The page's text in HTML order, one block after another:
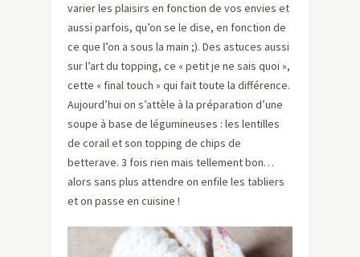
varier les plaisirs en fonction de vos envies et
aussi parfois, qu’on se le dise, en fonction de
ce que l’on a sous la main ;). Des astuces aussi
sur l’art du topping, ce « petit je ne sais quoi »,
cette « final touch » qui fait toute la différence.
Aujourd’hui on s’attèle à la préparation d’une
soupe à base de légumineuses : les lentilles
de corail et son topping de chips de
betterave. 3 fois rien mais tellement bon…
alors sans plus attendre on enfile les tabliers
et on passe en cuisine !